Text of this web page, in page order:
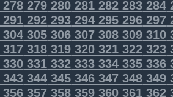
278 279 280 281 282 283 284
291 292 293 294 295 296 297
304 305 306 307 308 309 310
317 318 319 320 321 322 323
330 331 332 333 334 335 336
343 344 345 346 347 348 349
356 357 358 359 360 361 362